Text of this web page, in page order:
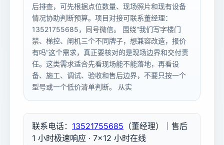
后排查，可先根据点位数量、现场照片和现有设备
情况协助判断预算。项目对接可联系董经理：
13521755685，同号微信。 围绕“我们写字楼门
禁、梯控、闸机三个不同牌子，想兼容改造，报价
有吗”这个需求，真正要核对的是现场边界和交付责
任。这类需求适合先看现场能不能落地，再看设
备、施工、调试、验收和售后边界，不要只按一个
型号或一个低价清单判断。 从实
联系电话： 13521755685 （董经理）｜售后
1 小时极速响应 · 7×12 小时在线